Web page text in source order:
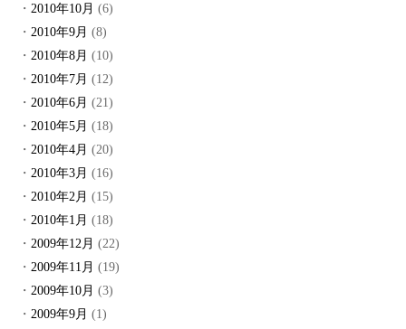
2010年10月 (6)
2010年9月 (8)
2010年8月 (10)
2010年7月 (12)
2010年6月 (21)
2010年5月 (18)
2010年4月 (20)
2010年3月 (16)
2010年2月 (15)
2010年1月 (18)
2009年12月 (22)
2009年11月 (19)
2009年10月 (3)
2009年9月 (1)